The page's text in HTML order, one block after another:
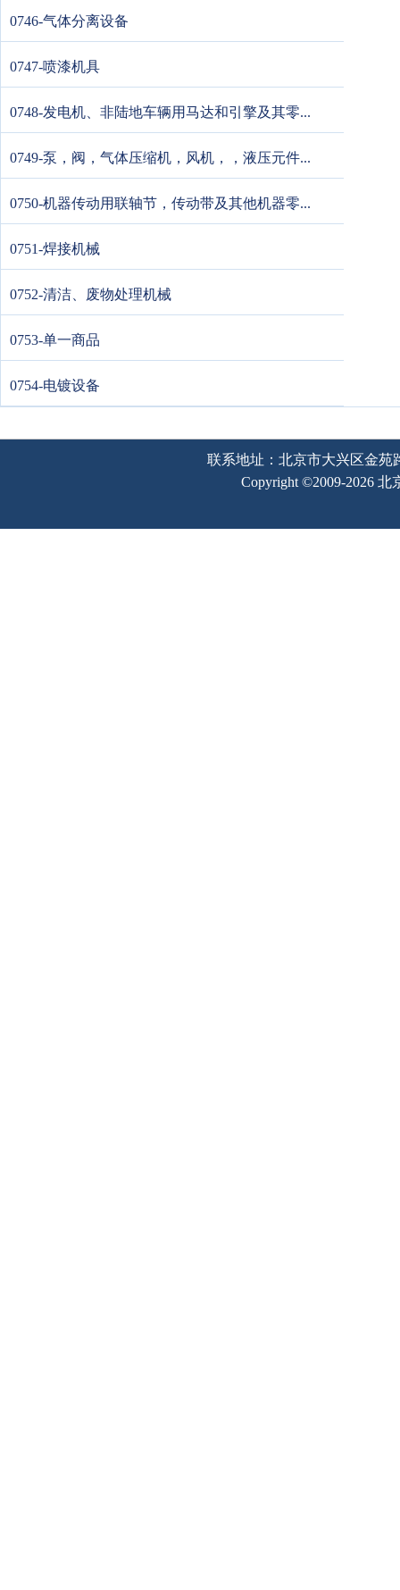
0746-气体分离设备
0747-喷漆机具
0748-发电机、非陆地车辆用马达和引擎及其零...
0749-泵，阀，气体压缩机，风机，，液压元件...
0750-机器传动用联轴节，传动带及其他机器零...
0751-焊接机械
0752-清洁、废物处理机械
0753-单一商品
0754-电镀设备
联系地址：北京市大兴区金苑
Copyright ©2009-2026 北